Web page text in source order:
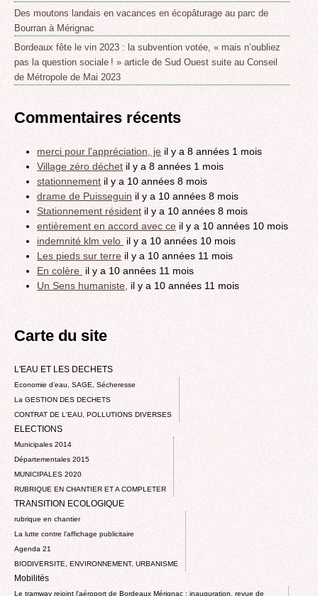
Des moutons landais en vacances en écopâturage au parc de
Bourran à Mérignac
Bordeaux fête le vin 2023 : la subvention votée, « mais n’oubliez
pas la question sociale ! » article de Sud Ouest suite au Conseil
de Métropole de Mai 2023
Commentaires récents
merci pour l'appréciation, je il y a 8 années 1 mois
Village zéro déchet il y a 8 années 1 mois
stationnement il y a 10 années 8 mois
drame de Puisseguin il y a 10 années 8 mois
Stationnement résident il y a 10 années 8 mois
entièrement en accord avec ce il y a 10 années 10 mois
indemnité klm velo il y a 10 années 10 mois
Les pieds sur terre il y a 10 années 11 mois
En colère il y a 10 années 11 mois
Un Sens humaniste, il y a 10 années 11 mois
Carte du site
L'EAU ET LES DECHETS
Economie d’eau, SAGE, Sécheresse
La GESTION DES DECHETS
CONTRAT DE L'EAU, POLLUTIONS DIVERSES
ELECTIONS
Municipales 2014
Départementales 2015
MUNICIPALES 2020
RUBRIQUE EN CHANTIER ET A COMPLETER
TRANSITION ECOLOGIQUE
rubrique en chantier
La lutte contre l’affichage publicitaire
Agenda 21
BIODIVERSITE, ENVIRONNEMENT, URBANISME
Mobilités
Le tramway rejoint l'aéroport de Bordeaux Mérignac : inauguration, revue de